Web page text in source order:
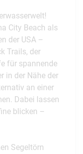
City Beach als
der USA –
Trails, der
für spannende
in der Nähe der
an einer
Dabei lassen
blicken –
Segeltörn